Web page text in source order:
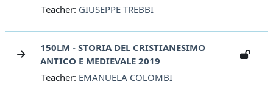
Teacher: GIUSEPPE TREBBI
150LM - STORIA DEL CRISTIANESIMO
ANTICO E MEDIEVALE 2019
Teacher: EMANUELA COLOMBI